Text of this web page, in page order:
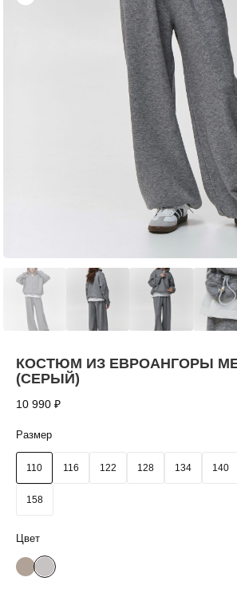
КОСТЮМ ИЗ ЕВРОАНГОРЫ
(СЕРЫЙ)
10 990 ₽
Размер
110 116 122 128 134 140
158